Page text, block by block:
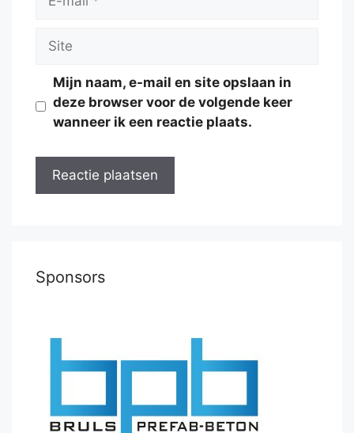
Site
Mijn naam, e-mail en site opslaan in
deze browser voor de volgende keer
wanneer ik een reactie plaats.
Sponsors